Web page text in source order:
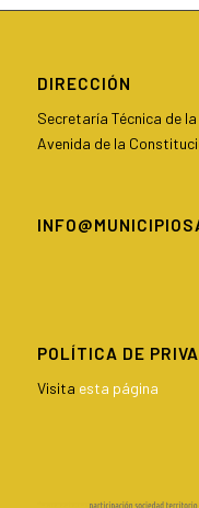
DIRECCIÓN
Secretaría Técnica de la
Avenida de la
POLÍTICA DE
Visita esta página